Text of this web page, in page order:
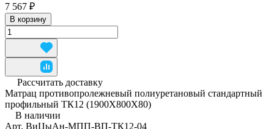
7 567 ₽
В корзину
Рассчитать доставку
Матрац противопролежневый полиуретановый стандартный
профильный ТК12 (1900Х800Х80)
В наличии
Арт. ВиЦыАн-МПП-ВП-ТК12-04